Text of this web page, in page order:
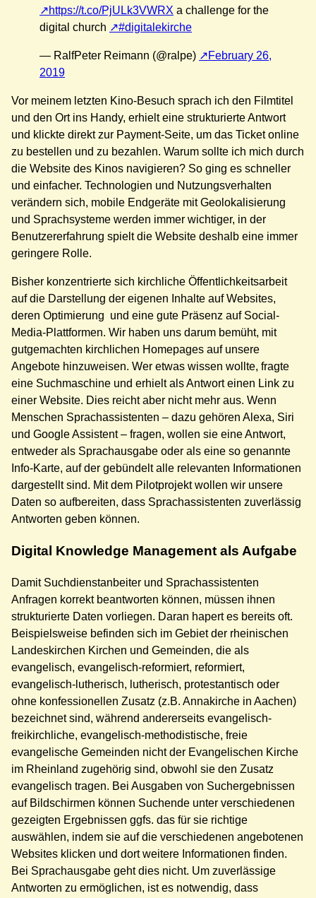
https://t.co/PjULk3VWRX a challenge for the
digital church
#digitalekirche
— RalfPeter Reimann (@ralpe)
February 26,
2019
Vor meinem letzten Kino-Besuch sprach ich den Filmtitel
und den Ort ins Handy, erhielt eine strukturierte Antwort
und klickte direkt zur Payment-Seite, um das Ticket online
zu bestellen und zu bezahlen. Warum sollte ich mich durch
die Website des Kinos navigieren? So ging es schneller
und einfacher. Technologien und Nutzungsverhalten
verändern sich, mobile Endgeräte mit Geolokalisierung
und Sprachsysteme werden immer wichtiger, in der
Benutzererfahrung spielt die Website deshalb eine immer
geringere Rolle.
Bisher konzentrierte sich kirchliche Öffentlichkeitsarbeit
auf die Darstellung der eigenen Inhalte auf Websites,
deren Optimierung und eine gute Präsenz auf Social-
Media-Plattformen. Wir haben uns darum bemüht, mit
gutgemachten kirchlichen Homepages auf unsere
Angebote hinzuweisen. Wer etwas wissen wollte, fragte
eine Suchmaschine und erhielt als Antwort einen Link zu
einer Website. Dies reicht aber nicht mehr aus. Wenn
Menschen Sprachassistenten – dazu gehören Alexa, Siri
und Google Assistent – fragen, wollen sie eine Antwort,
entweder als Sprachausgabe oder als eine so genannte
Info-Karte, auf der gebündelt alle relevanten Informationen
dargestellt sind. Mit dem Pilotprojekt wollen wir unsere
Daten so aufbereiten, dass Sprachassistenten zuverlässig
Antworten geben können.
Digital Knowledge Management als Aufgabe
Damit Suchdienstanbeiter und Sprachassistenten
Anfragen korrekt beantworten können, müssen ihnen
strukturierte Daten vorliegen. Daran hapert es bereits oft.
Beispielsweise befinden sich im Gebiet der rheinischen
Landeskirchen Kirchen und Gemeinden, die als
evangelisch, evangelisch-reformiert, reformiert,
evangelisch-lutherisch, lutherisch, protestantisch oder
ohne konfessionellen Zusatz (z.B. Annakirche in Aachen)
bezeichnet sind, während andererseits evangelisch-
freikirchliche, evangelisch-methodistische, freie
evangelische Gemeinden nicht der Evangelischen Kirche
im Rheinland zugehörig sind, obwohl sie den Zusatz
evangelisch tragen. Bei Ausgaben von Suchergebnissen
auf Bildschirmen können Suchende unter verschiedenen
gezeigten Ergebnissen ggfs. das für sie richtige
auswählen, indem sie auf die verschiedenen angebotenen
Websites klicken und dort weitere Informationen finden.
Bei Sprachausgabe geht dies nicht. Um zuverlässige
Antworten zu ermöglichen, ist es notwendig, dass